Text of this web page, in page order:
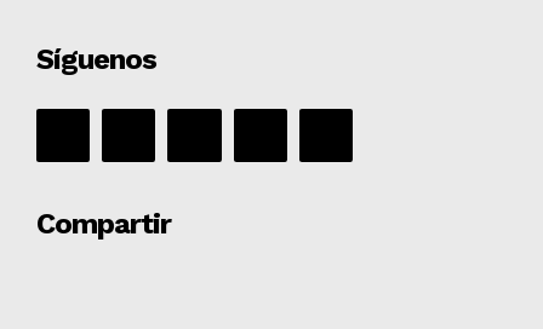
Síguenos
Compartir